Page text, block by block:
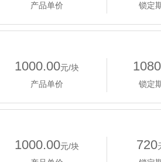
产品单价
锁定
1000.00元/块
产品单价
1080
锁定
1000.00元/块
720